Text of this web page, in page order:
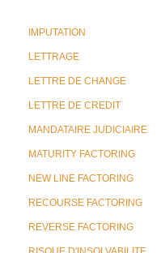
IMPUTATION
LETTRAGE
LETTRE DE CHANGE
LETTRE DE CREDIT
MANDATAIRE JUDICIAIRE
MATURITY FACTORING
NEW LINE FACTORING
RECOURSE FACTORING
REVERSE FACTORING